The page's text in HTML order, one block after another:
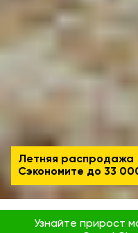
Летняя распродажа
Сэкономите до 33
Узнайте прирост